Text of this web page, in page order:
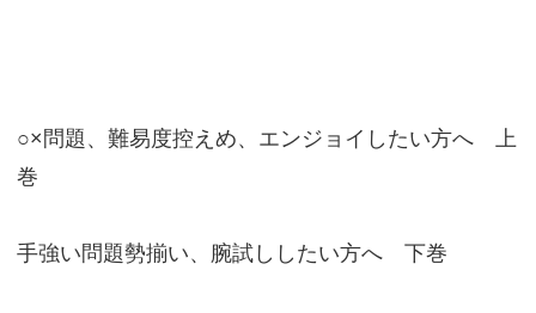
○×問題、難易度控えめ、エンジョイしたい方へ 上
巻
手強い問題勢揃い、腕試ししたい方へ 下巻